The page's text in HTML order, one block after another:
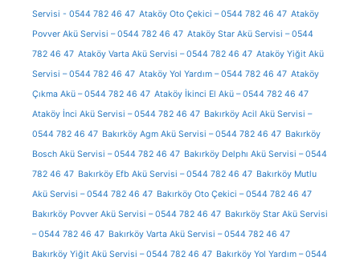
Servisi - 0544 782 46 47 Ataköy Oto Çekici – 0544 782 46 47 Ataköy
Povver Akü Servisi – 0544 782 46 47 Ataköy Star Akü Servisi – 0544
782 46 47 Ataköy Varta Akü Servisi – 0544 782 46 47 Ataköy Yiğit Akü
Servisi – 0544 782 46 47 Ataköy Yol Yardım – 0544 782 46 47 Ataköy
Çıkma Akü – 0544 782 46 47 Ataköy İkinci El Akü – 0544 782 46 47
Ataköy İnci Akü Servisi – 0544 782 46 47 Bakırköy Acil Akü Servisi –
0544 782 46 47 Bakırköy Agm Akü Servisi – 0544 782 46 47 Bakırköy
Bosch Akü Servisi – 0544 782 46 47 Bakırköy Delphı Akü Servisi – 0544
782 46 47 Bakırköy Efb Akü Servisi – 0544 782 46 47 Bakırköy Mutlu
Akü Servisi – 0544 782 46 47 Bakırköy Oto Çekici – 0544 782 46 47
Bakırköy Povver Akü Servisi – 0544 782 46 47 Bakırköy Star Akü Servisi
– 0544 782 46 47 Bakırköy Varta Akü Servisi – 0544 782 46 47
Bakırköy Yiğit Akü Servisi – 0544 782 46 47 Bakırköy Yol Yardım – 0544